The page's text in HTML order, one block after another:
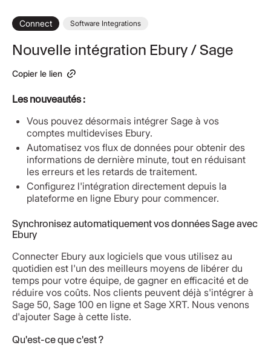
Connect Software Integrations
Nouvelle intégration Ebury / Sage
Copier le lien
Les nouveautés :
Vous pouvez désormais intégrer Sage à vos
comptes multidevises Ebury.
Automatisez vos flux de données pour obtenir des
informations de dernière minute, tout en réduisant
les erreurs et les retards de traitement.
Configurez l'intégration directement depuis la
plateforme en ligne Ebury pour commencer.
Synchronisez automatiquement vos données Sage avec
Ebury
Connecter Ebury aux logiciels que vous utilisez au
quotidien est l'un des meilleurs moyens de libérer du
temps pour votre équipe, de gagner en efficacité et de
réduire vos coûts. Nos clients peuvent déjà s'intégrer à
Sage 50, Sage 100 en ligne et Sage XRT. Nous venons
d'ajouter Sage à cette liste.
Qu'est-ce que c'est ?